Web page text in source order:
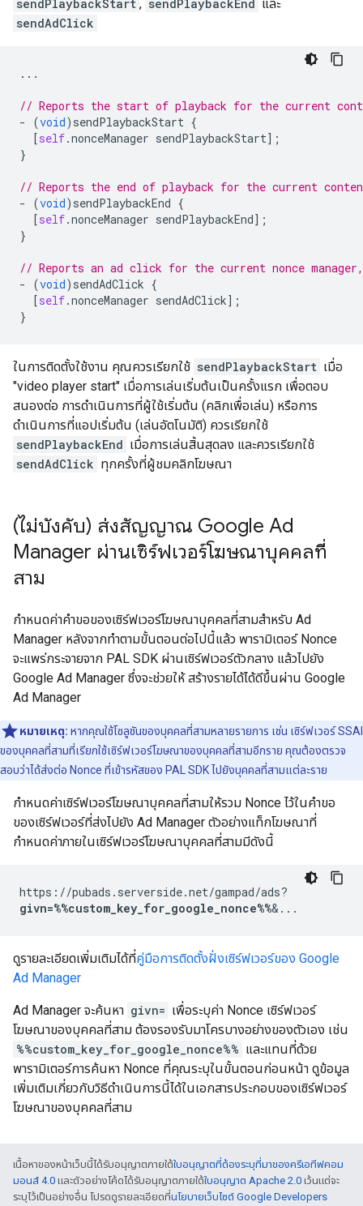
sendPlaybackStart , sendPlaybackEnd
และ
sendAdClick
...
// Reports the start of playback for the current
-
(void) sendPlaybackStart {
[self.nonceManager sendPlaybackStart];
}
// Reports the end of playback for the current
-
(void) sendPlaybackEnd {
[self.nonceManager sendPlaybackEnd];
}
// Reports an ad click for the current nonce
-
(void) sendAdClick {
[self.nonceManager sendAdClick];
}
ในการติดตั้งใช้งาน คุณควรเรียกใช้ sendPlaybackStart เมื่อ
"video player start" เมื่อการเล่นเริ่มต้นเป็นครั้งแรก เพื่อตอบ
สนองต่อ การดำเนินการที่ผู้ใช้เริ่มต้น (คลิกเพื่อเล่น) หรือการ
ดำเนินการที่แอปเริ่มต้น (เล่นอัตโนมัติ) ควรเรียกใช้
sendPlaybackEnd เมื่อการเล่นสิ้นสุดลง และควรเรียกใช้
sendAdClick ทุกครั้งที่ผู้ชมคลิกโฆษณา
(ไม่บังคับ) ส่งสัญญาณ Google Ad
Manager ผ่านเซิร์ฟเวอร์โฆษณาบุคคลที่
สาม
กำหนดค่าคำขอของเซิร์ฟเวอร์โฆษณาบุคคลที่สามสำหรับ Ad
Manager หลังจากทำตามขั้นตอนต่อไปนี้แล้ว พารามิเตอร์ Nonce
จะแพร่กระจายจาก PAL SDK ผ่านเซิร์ฟเวอร์ตัวกลาง แล้วไปยัง
Google Ad Manager ซึ่งจะช่วยให้ สร้างรายได้ได้ดีขึ้นผ่าน Google
Ad Manager
หมายเหตุ: หากคุณใช้โซลูชันของบุคคลที่สามหลายรายการ เช่น เซิร์ฟเวอร์ SSAI
ของบุคคลที่สามที่เรียกใช้เซิร์ฟเวอร์โฆษณาของบุคคลที่สามอีกราย คุณต้องตรวจ
สอบว่าได้ส่งต่อ Nonce ที่เข้ารหัสของ PAL SDK ไปยังบุคคลที่สามแต่ละราย
กำหนดค่าเซิร์ฟเวอร์โฆษณาบุคคลที่สามให้รวม Nonce ไว้ในคำขอ
ของเซิร์ฟเวอร์ที่ส่งไปยัง Ad Manager ตัวอย่างแท็กโฆษณาที่
กำหนดค่าภายในเซิร์ฟเวอร์โฆษณาบุคคลที่สามมีดังนี้
https://pubads.serverside.net/gampad/ads?
givn=%%custom_key_for_google_nonce%%&...
ดูรายละเอียดเพิ่มเติมได้ที่คู่มือการติดตั้งฝั่งเซิร์ฟเวอร์ของ Google
Ad Manager
Ad Manager จะค้นหา givn= เพื่อระบุค่า Nonce เซิร์ฟเวอร์
โฆษณาของบุคคลที่สาม ต้องรองรับมาโครบางอย่างของตัวเอง เช่น
%%custom_key_for_google_nonce%% และแทนที่ด้วย
พารามิเตอร์การค้นหา Nonce ที่คุณระบุในขั้นตอนก่อนหน้า ดูข้อมูล
เพิ่มเติมเกี่ยวกับวิธีดำเนินการนี้ได้ในเอกสารประกอบของเซิร์ฟเวอร์
โฆษณาของบุคคลที่สาม
เนื้อหาของหน้าเว็บนี้ได้รับอนุญาตภายใต้ใบอนุญาตที่ต้องระบุที่มาของครีเอทีฟคอม
มอนส์ 4.0 และตัวอย่างโค้ดได้รับอนุญาตภายใต้ใบอนุญาต Apache 2.0 เว้นแต่จะ
ระบุไว้เป็นอย่างอื่น โปรดดูรายละเอียดที่นโยบายเว็บไซต์ Google Developers